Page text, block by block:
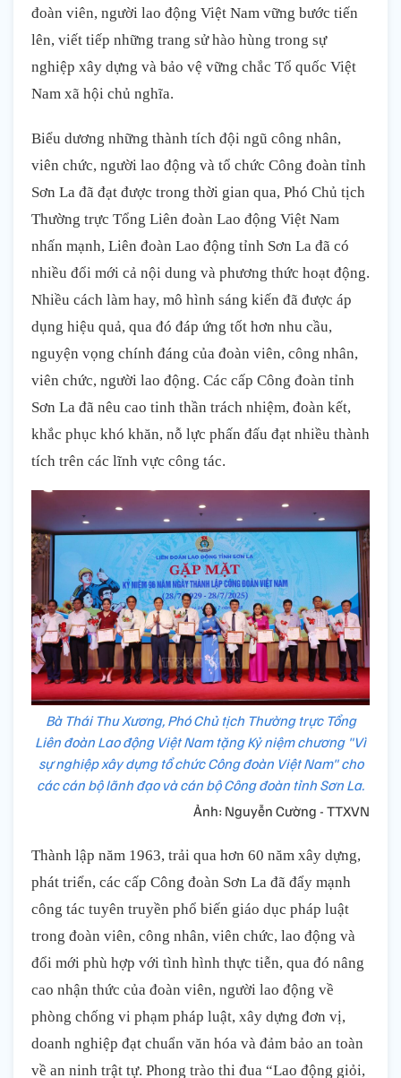
đoàn viên, người lao động Việt Nam vững bước tiến
lên, viết tiếp những trang sử hào hùng trong sự
nghiệp xây dựng và bảo vệ vững chắc Tổ quốc Việt
Nam xã hội chủ nghĩa.
Biểu dương những thành tích đội ngũ công nhân,
viên chức, người lao động và tổ chức Công đoàn tỉnh
Sơn La đã đạt được trong thời gian qua, Phó Chủ tịch
Thường trực Tổng Liên đoàn Lao động Việt Nam
nhấn mạnh, Liên đoàn Lao động tỉnh Sơn La đã có
nhiều đổi mới cả nội dung và phương thức hoạt động.
Nhiều cách làm hay, mô hình sáng kiến đã được áp
dụng hiệu quả, qua đó đáp ứng tốt hơn nhu cầu,
nguyện vọng chính đáng của đoàn viên, công nhân,
viên chức, người lao động. Các cấp Công đoàn tỉnh
Sơn La đã nêu cao tinh thần trách nhiệm, đoàn kết,
khắc phục khó khăn, nỗ lực phấn đấu đạt nhiều thành
tích trên các lĩnh vực công tác.
Bà Thái Thu Xương, Phó Chủ tịch Thường trực Tổng
Liên đoàn Lao động Việt Nam tặng Kỷ niệm chương "Vì
sự nghiệp xây dựng tổ chức Công đoàn Việt Nam" cho
các cán bộ lãnh đạo và cán bộ Công đoàn tỉnh Sơn La.
Ảnh: Nguyễn Cường - TTXVN
Thành lập năm 1963, trải qua hơn 60 năm xây dựng,
phát triển, các cấp Công đoàn Sơn La đã đẩy mạnh
công tác tuyên truyền phổ biến giáo dục pháp luật
trong đoàn viên, công nhân, viên chức, lao động và
đổi mới phù hợp với tình hình thực tiễn, qua đó nâng
cao nhận thức của đoàn viên, người lao động về
phòng chống vi phạm pháp luật, xây dựng đơn vị,
doanh nghiệp đạt chuẩn văn hóa và đảm bảo an toàn
về an ninh trật tự. Phong trào thi đua “Lao động giỏi,